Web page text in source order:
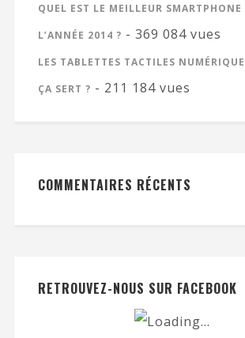
QUEL EST LE MEILLEUR SMARTPHONE
L’ANNÉE 2014 ? - 369 084 vues
LES TABLETTES TACTILES
ÇA SERT ? - 211 184 vues
COMMENTAIRES RÉCENTS
RETROUVEZ-NOUS SUR FACEBOOK